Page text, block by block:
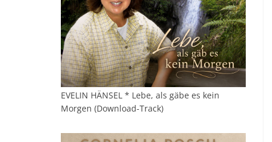
EVELIN HÄNSEL * Lebe, als gäbe es kein
Morgen (Download-Track)